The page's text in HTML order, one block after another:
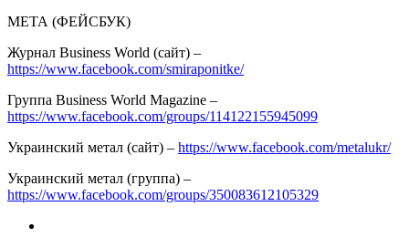
МЕТА (ФЕЙСБУК)
Журнал Business World (сайт) –
https://www.facebook.com/smiraponitke/
Группа Business World Magazine –
https://www.facebook.com/groups/114122155945099
Украинский метал (сайт) – https://www.facebook.com/metalukr/
Украинский метал (группа) –
https://www.facebook.com/groups/350083612105329